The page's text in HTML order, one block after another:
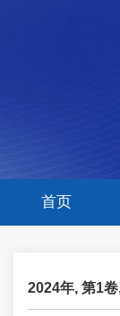
首页
2024年, 第1